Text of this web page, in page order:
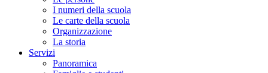
I numeri della scuola
Le carte della scuola
Organizzazione
La storia
Servizi
Panoramica